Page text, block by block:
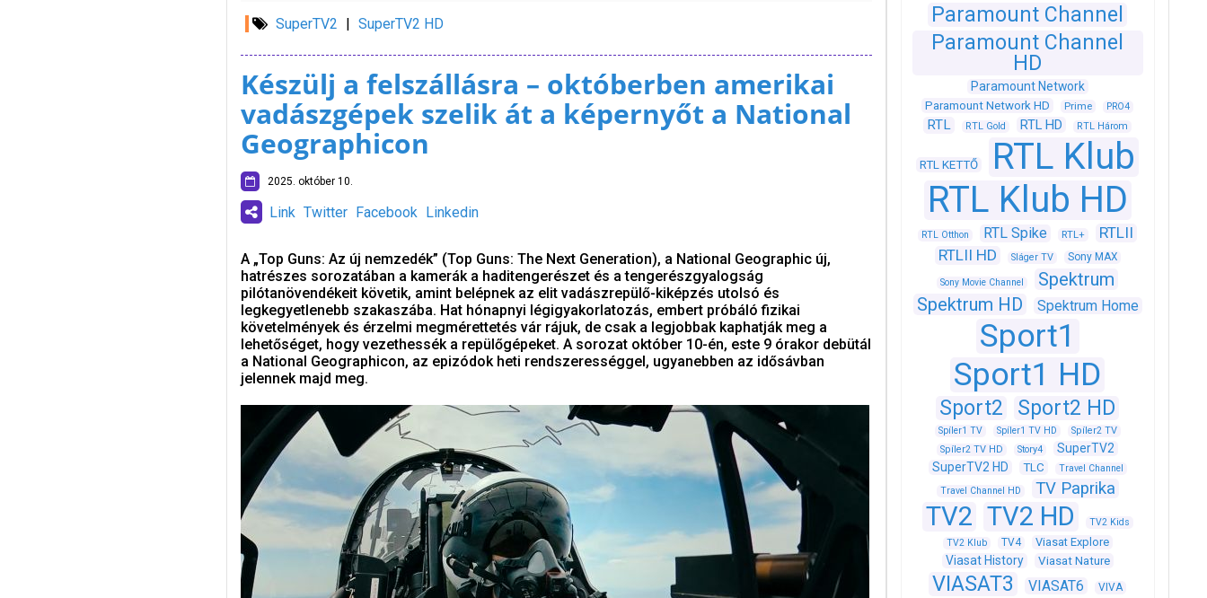
SuperTV2 | SuperTV2 HD
Készülj a felszállásra – októberben amerikai
vadászgépek szelik át a képernyőt a National
Geographicon
2025. október 10.
Link Twitter Facebook Linkedin
A „Top Guns: Az új nemzedék” (Top Guns: The Next Generation), a National Geographic új,
hatrészes sorozatában a kamerák a haditengerészet és a tengerészgyalogság
pilótanövendékeit követik, amint belépnek az elit vadászrepülő-kiképzés utolsó és
legkegyetlenebb szakaszába. Hat hónapnyi légigyakorlatozás, embert próbáló fizikai
követelmények és érzelmi megmérettetés vár rájuk, de csak a legjobbak kaphatják meg a
lehetőséget, hogy vezethessék a repülőgépeket. A sorozat október 10-én, este 9 órakor debütál
a National Geographicon, az epizódok heti rendszerességgel, ugyanebben az idősávban
jelennek majd meg.
Paramount Channel
Paramount Channel
HD
Paramount Network
Paramount Network HD Prime PRO4
RTL RTL Gold RTL HD RTL Három
RTL KETTŐ
RTL Klub
RTL Klub HD
RTL Otthon RTL Spike RTL+
RTLII
RTLII HD
Sláger TV Sony MAX
Sony Movie Channel
Spektrum
Spektrum HD
Spektrum Home
Sport1
Sport1 HD
Sport2 Sport2 HD
Spíler1 TV Spíler1 TV HD
Spíler2 TV
Spíler2 TV HD
Story4
SuperTV2
SuperTV2 HD
TLC
Travel Channel
Travel Channel HD
TV Paprika
TV2 TV2 HD
TV2 Kids
TV2 Klub
TV4 Viasat Explore
Viasat History Viasat Nature
VIASAT3 VIASAT6 VIVA